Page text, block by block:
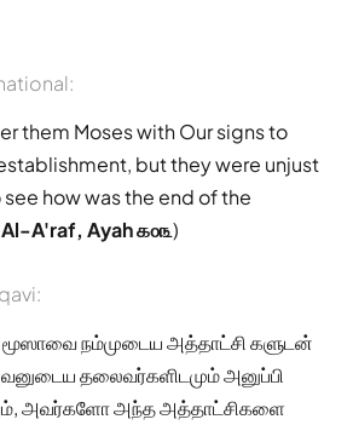
them Moses with Our signs to
but they were unjust
how was the end of the
A'raf, Ayah ௧௦௩)
மூஸாவை நம்முடைய அத்தாட்சி களுடன்
தலைவர்களிடமும் அனுப்பி
அவர்களோ அந்த அத்தாட்சிகளை